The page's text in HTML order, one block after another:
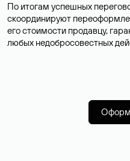
По итогам успешных
скоординируют
его стоимости продавцу,
любых недобросовестных